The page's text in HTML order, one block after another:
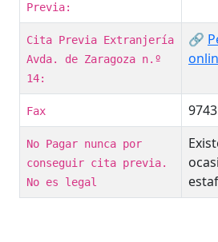
Previa:
Cita Previa Extranjería
Avda. de Zaragoza n.º
14:
🔗
Fax
No Pagar nunca por
conseguir cita previa.
No es legal